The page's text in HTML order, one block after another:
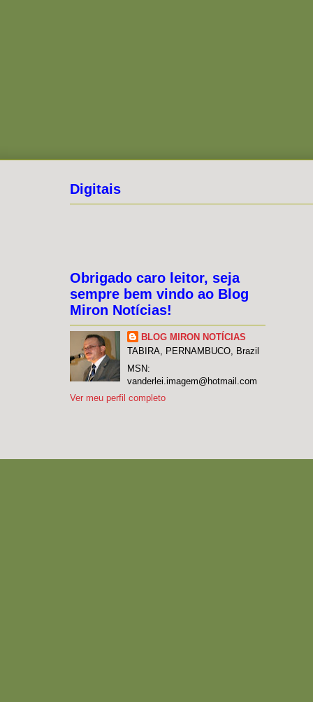
Digitais
Obrigado caro leitor, seja
sempre bem vindo ao Blog
Miron Notícias!
BLOG MIRON NOTÍCIAS
TABIRA, PERNAMBUCO, Brazil
MSN:
vanderlei.imagem@hotmail.com
Ver meu perfil completo